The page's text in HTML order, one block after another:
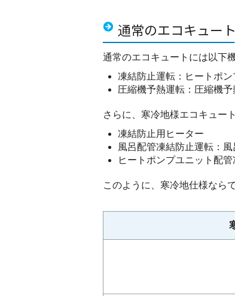
通常のエコキュー
通常のエコキュートには以下
凍結防止運転：ヒートポ
圧縮機予熱運転：圧縮機
さらに、寒冷地様エコキュー
凍結防止用ヒーター
風呂配管凍結防止運転：
ヒートポンプユニット配
このように、寒冷地仕様なら